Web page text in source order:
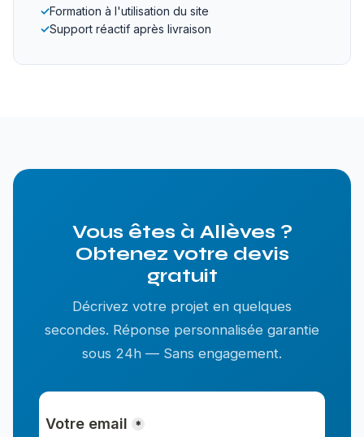
✓Formation à l'utilisation du site
✓Support réactif après livraison
Vous êtes à Allèves ?
Obtenez votre devis
gratuit
Décrivez votre projet en quelques
secondes. Réponse personnalisée garantie
sous 24h — Sans engagement.